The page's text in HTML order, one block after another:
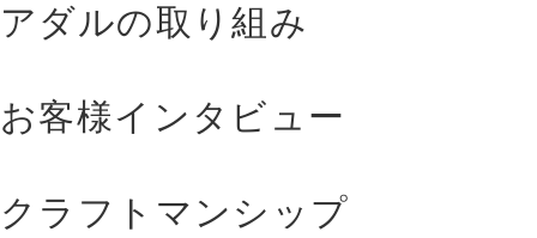
アダルの取り組み
お客様インタビュー
クラフトマンシップ